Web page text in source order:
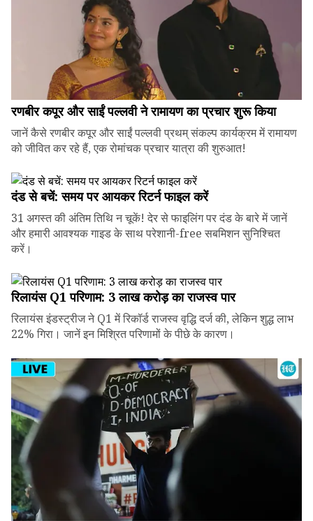
रणबीर कपूर और साईं पल्लवी ने रामायण का प्रचार शुरू किया
जानें कैसे रणबीर कपूर और साईं पल्लवी प्रथम् संकल्प कार्यक्रम में रामायण
को जीवित कर रहे हैं, एक रोमांचक प्रचार यात्रा की शुरुआत!
दंड से बचें: समय पर आयकर रिटर्न फाइल करें
31 अगस्त की अंतिम तिथि न चूकें! देर से फाइलिंग पर दंड के बारे में जानें
और हमारी आवश्यक गाइड के साथ परेशानी-free सबमिशन सुनिश्चित
करें।
रिलायंस Q1 परिणाम: ₹3 लाख करोड़ का राजस्व पार
रिलायंस इंडस्ट्रीज ने Q1 में रिकॉर्ड राजस्व वृद्धि दर्ज की, लेकिन शुद्ध लाभ
22% गिरा। जानें इन मिश्रित परिणामों के पीछे के कारण।